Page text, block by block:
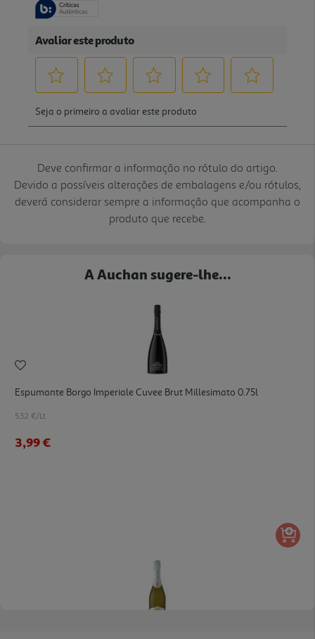
Deve confirmar a informação no rótulo do artigo.
Devido a possíveis alterações de embalagens e/ou rótulos,
deverá considerar sempre a informação que acompanha o
produto que recebe.
A Auchan sugere-lhe...
Espumante Borgo Imperiale Cuvee Brut Millesimato 0.75l
5.32 €/Lt
3,99 €